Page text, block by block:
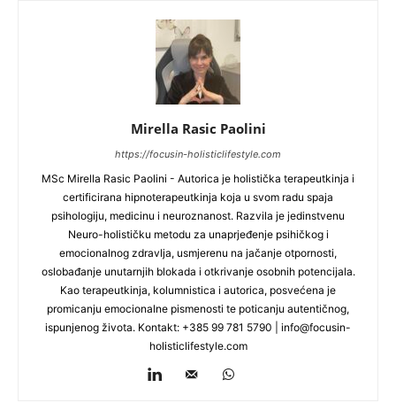
Mirella Rasic Paolini
https://focusin-holisticlifestyle.com
MSc Mirella Rasic Paolini - Autorica je holistička terapeutkinja i
certificirana hipnoterapeutkinja koja u svom radu spaja
psihologiju, medicinu i neuroznanost. Razvila je jedinstvenu
Neuro-holističku metodu za unaprjeđenje psihičkog i
emocionalnog zdravlja, usmjerenu na jačanje otpornosti,
oslobađanje unutarnjih blokada i otkrivanje osobnih potencijala.
Kao terapeutkinja, kolumnistica i autorica, posvećena je
promicanju emocionalne pismenosti te poticanju autentičnog,
ispunjenog života. Kontakt: +385 99 781 5790 | info@focusin-
holisticlifestyle.com